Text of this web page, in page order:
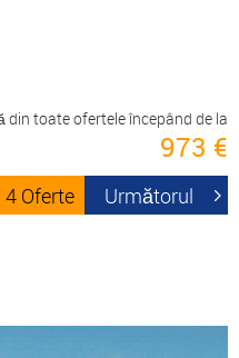
din toate ofertele începând de la
973 €
4 Oferte Următorul